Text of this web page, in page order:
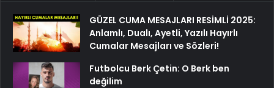
GÜZEL CUMA MESAJLARI RESİMLİ 2025:
Anlamlı, Dualı, Ayetli, Yazılı Hayırlı
Cumalar Mesajları ve Sözleri!
Futbolcu Berk Çetin: O Berk ben
değilim